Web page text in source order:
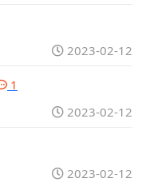
2023-02-12
1
2023-02-12
2023-02-12